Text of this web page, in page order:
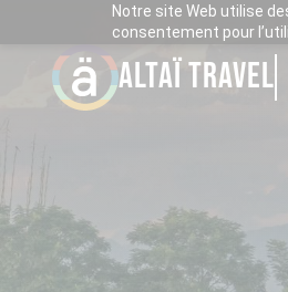
Notre site Web utilise
consentement pour
ALTAÏ TRAVEL